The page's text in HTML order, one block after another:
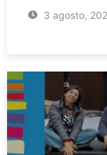
3 agosto,